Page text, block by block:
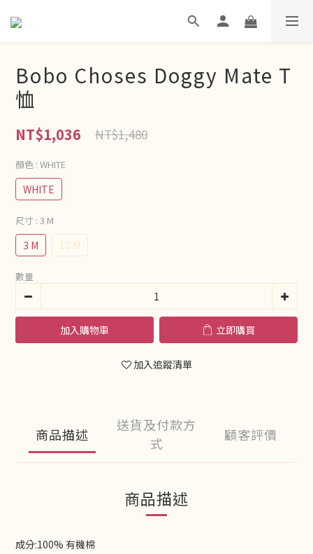
Bobo Choses Doggy Mate T
恤
NT$1,036 NT$1,480
顏色 : WHITE
WHITE
尺寸 : 3 M
3 M 12 M
數量
加入購物車 立即購買
加入追蹤清單
商品描述
送貨及付款方
式
顧客評價
商品描述
成分:100% 有機棉